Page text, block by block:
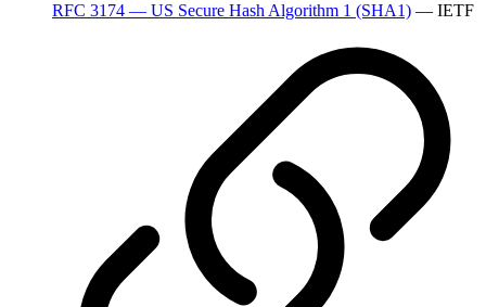
RFC 3174 — US Secure Hash Algorithm 1 (SHA1) — IETF